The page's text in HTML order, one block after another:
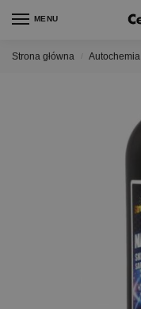
MENU
Strona główna Autochemia